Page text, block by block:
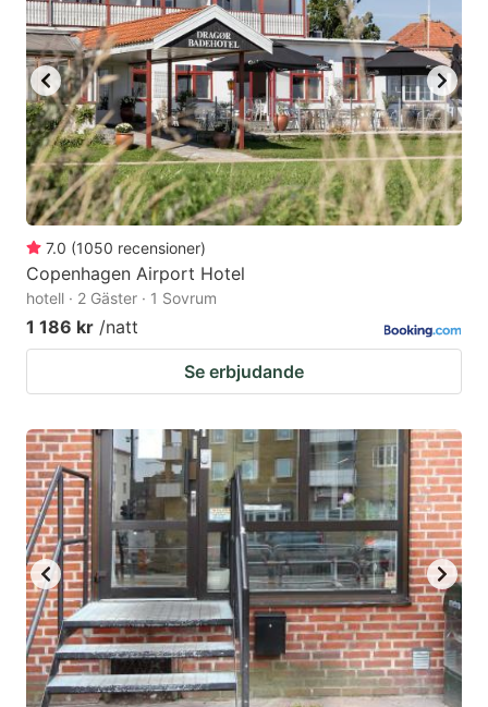
7.0 (1050 recensioner)
Copenhagen Airport Hotel
hotell · 2 Gäster · 1 Sovrum
1 186 kr /natt
Se erbjudande